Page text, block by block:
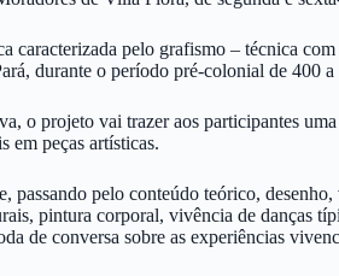
caracterizada pelo grafismo – técnica
durante o período pré-colonial de 400
o projeto vai trazer aos participantes
em peças artísticas.
passando pelo conteúdo teórico,
pintura corporal, vivência de danças
de conversa sobre as experiências